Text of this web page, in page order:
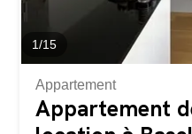
1/15
Appartement
Appartement